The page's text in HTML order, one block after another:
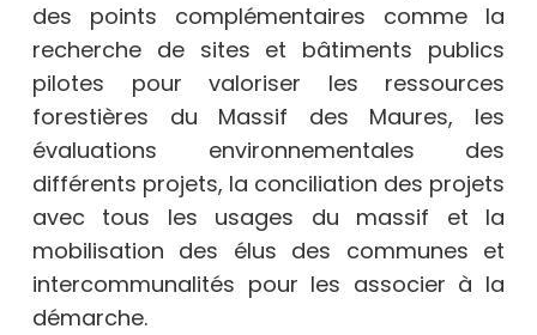
des points complémentaires comme la
recherche de sites et bâtiments publics
pilotes pour valoriser les ressources
forestières du Massif des Maures, les
évaluations environnementales des
différents projets, la conciliation des projets
avec tous les usages du massif et la
mobilisation des élus des communes et
intercommunalités pour les associer à la
démarche.